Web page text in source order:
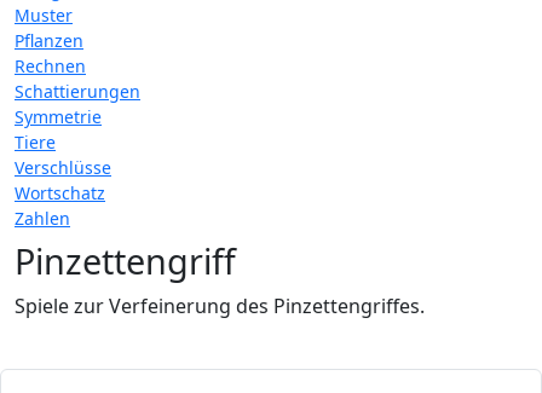
Muster
Pflanzen
Rechnen
Schattierungen
Symmetrie
Tiere
Verschlüsse
Wortschatz
Zahlen
Pinzettengriff
Spiele zur Verfeinerung des Pinzettengriffes.